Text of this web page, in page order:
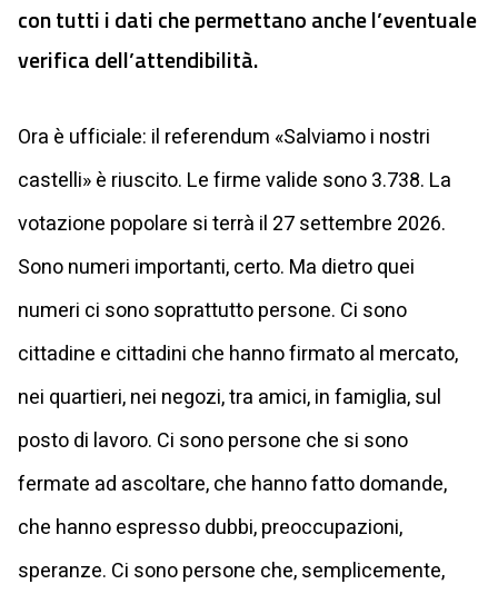
con tutti i dati che permettano anche l’eventuale
verifica dell’attendibilità.
Ora è ufficiale: il referendum «Salviamo i nostri
castelli» è riuscito. Le firme valide sono 3.738. La
votazione popolare si terrà il 27 settembre 2026.
Sono numeri importanti, certo. Ma dietro quei
numeri ci sono soprattutto persone. Ci sono
cittadine e cittadini che hanno firmato al mercato,
nei quartieri, nei negozi, tra amici, in famiglia, sul
posto di lavoro. Ci sono persone che si sono
fermate ad ascoltare, che hanno fatto domande,
che hanno espresso dubbi, preoccupazioni,
speranze. Ci sono persone che, semplicemente,